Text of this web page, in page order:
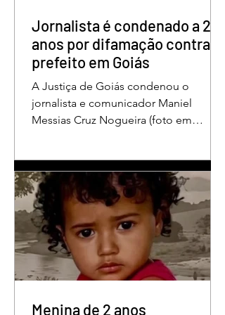
repousando, desferido pelo
Jornalista é condenado a 2
anos por difamação contra
prefeito em Goiás
A Justiça de Goiás condenou o
jornalista e comunicador Maniel
Messias Cruz Nogueira (foto em
pelo crime de difamação contra o ex-
prefeito de Edéia, José Wagner Neves
de Andrade. A sentença foi proferida
pelo juiz Hermes Pereira Vidigal, da
Vara Criminal da Comarca de Edéia. O
jornalista contesta a decisão e diz que
sofre perseguição. Apesar da
regime inicialmente aberto e
Menina de 2 anos